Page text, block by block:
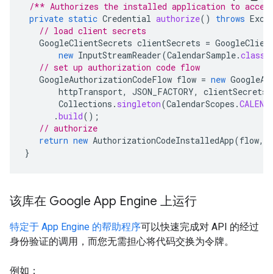
/** Authorizes the installed application to
private static Credential authorize() throws
// load client secrets
GoogleClientSecrets clientSecrets =
new InputStreamReader(CalendarSample.class
// set up authorization code flow
GoogleAuthorizationCodeFlow flow = new
httpTransport, JSON_FACTORY, clientSecrets
Collections . singleton(CalendarScopes .
.build();
// authorize
return new AuthorizationCodeInstalledApp(flow,
}
该库在 Google App Engine 上运行
特定于 App Engine 的帮助程序可以快速完成对 API 的经过
身份验证的调用，而您无需担心将代码交换为令牌。
例如：